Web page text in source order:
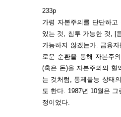
233p
가령 자본주의를 단단하
있는 것, 침투 가능한 것, [
가능하지 않겠는가. 금융
로운 순환을 통해 자본주
(혹은 돈)을 자본주의의 혈
는 것처럼, 통제불능 상태
도 한다. 1987년 10월은
정이었다.